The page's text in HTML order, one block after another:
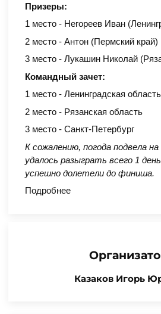
Призеры:
1 место - Негореев Иван
2 место - Антон (Пермский край)
3 место - Лукашин Николай
Командный зачет:
1 место - Ленинградская область
2 место - Рязанская область
3 место - Санкт-Петербург
К сожалению, погода подвела на
удалось разыграть всего 1
успешно долетели до финиша.
Подробнее
Казаков Игорь